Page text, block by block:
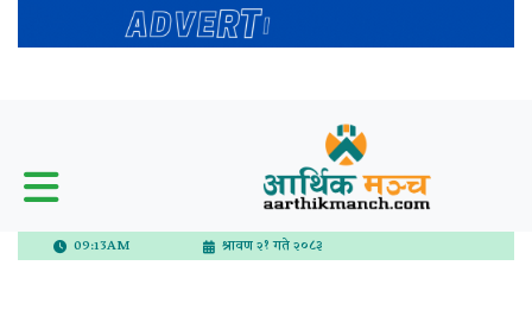
09:13AM श्रावण २१ गते २०८३